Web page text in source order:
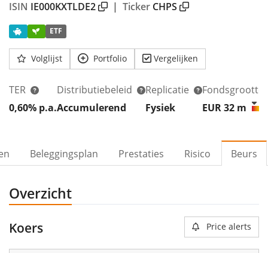
ISIN IE000KXTLDE2 | Ticker CHPS
ETF
Volglijst Portfolio Vergelijken
TER
0,60% p.a.
Distributiebeleid
Accumulerend
Replicatie
Fysiek
Fondsgrootte
EUR 32 m
Beleggingsplan Prestaties Risico Beurs
Overzicht
Koers Price alerts